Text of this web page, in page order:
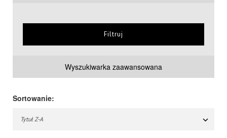
Filtruj
Wyszukiwarka zaawansowana
Sortowanie:
Tytuł Z-A